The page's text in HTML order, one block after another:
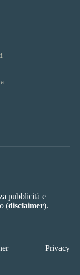
pubblicità e
(disclaimer).
Privacy